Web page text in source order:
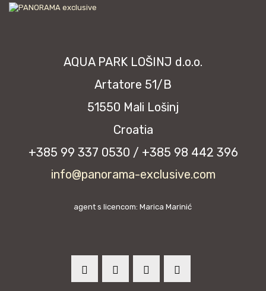
AQUA PARK LOŠINJ d.o.o.
Artatore 51/B
51550 Mali Lošinj
Croatia
+385 99 337 0530 / +385 98 442 396
info@panorama-exclusive.com
agent s licencom: Marica Marinić